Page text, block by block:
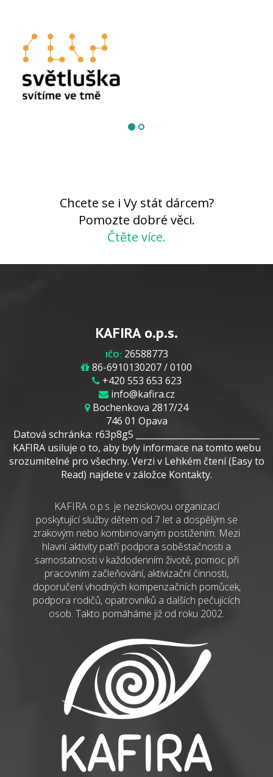
Chcete se i Vy stát dárcem?
Pomozte dobré věci.
Čtěte více.
KAFIRA o.p.s.
IČO: 26588773
86-6910130207 / 0100
+420 553 653 623
info@kafira.cz
Bochenkova 2817/24
746 01 Opava
Datová schránka: r63p8g5 _____________________________
KAFIRA usiluje o to, aby byly informace na tomto webu
srozumitelné pro všechny. Verzi v Lehkém čtení (Easy to
Read) najdete v záložce Kontakty.
KAFIRA o.p.s. je neziskovou organizací
poskytující služby dětem od 7 let a dospělým se
zrakovým nebo kombinovaným postižením. Mezi
hlavní aktivity patří podpora soběstačnosti a
samostatnosti v každodenním životě, pomoc při
pracovním začleňování, aktivizační činnosti,
doporučení vhodných kompenzačních pomůcek,
podpora rodičů, opatrovníků a dalších pečujících
osob. Takto pomáháme již od roku 2002.